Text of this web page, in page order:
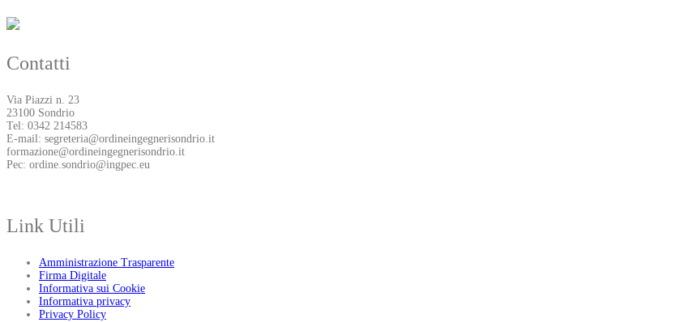
Contatti
Via Piazzi n. 23
23100 Sondrio
Tel: 0342 214583
E-mail: segreteria@ordineingegnerisondrio.it
formazione@ordineingegnerisondrio.it
Pec: ordine.sondrio@ingpec.eu
Link Utili
Amministrazione Trasparente
Firma Digitale
Informativa sui Cookie
Informativa privacy
Privacy Policy